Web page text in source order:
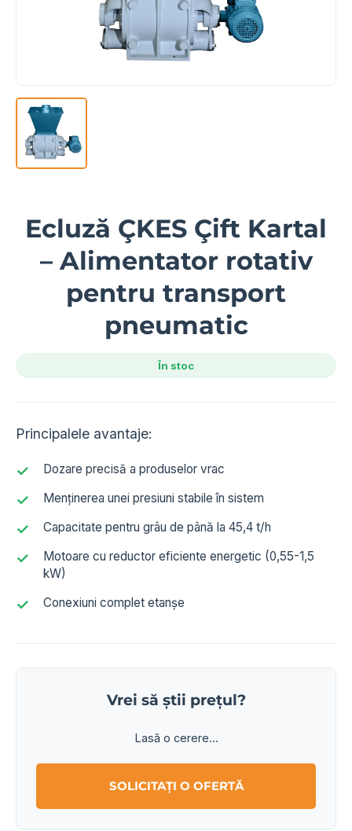
Ecluză ÇKES Çift Kartal
– Alimentator rotativ
pentru transport
pneumatic
În stoc
Principalele avantaje:
Dozare precisă a produselor vrac
Menținerea unei presiuni stabile în sistem
Capacitate pentru grâu de până la 45,4 t/h
Motoare cu reductor eficiente energetic (0,55-1,5
kW)
Conexiuni complet etanșe
Vrei să știi prețul?
Lasă o cerere...
SOLICITAȚI O OFERTĂ